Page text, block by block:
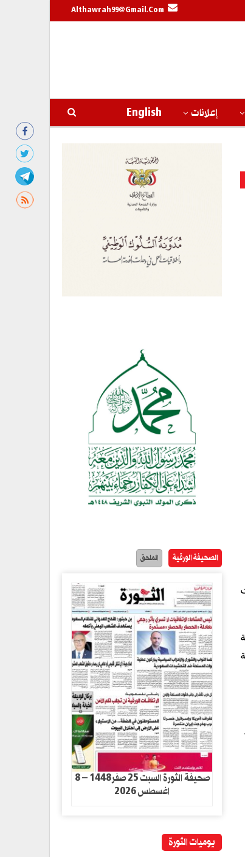
Althawrah99@gmail.com
إعلانات English
الصحيفة الورقية الملحق
صحيفة الثورة السبت 25 صفر1448 – 8
اغسطس 2026
يوميات الثورة